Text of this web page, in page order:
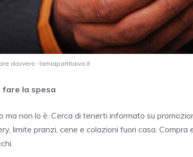
davvero -lamiapartitaiva.it
fare la spesa
ma non lo è. Cerca di tenerti informato su
limite pranzi, cene e colazioni fuori casa. Compra